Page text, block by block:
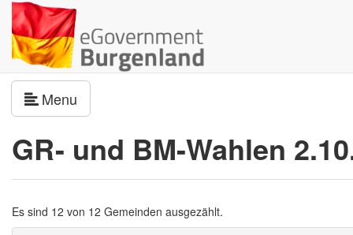
Menu
GR- und BM-Wahlen
Es sind 12 von 12 Gemeinden ausgezählt.